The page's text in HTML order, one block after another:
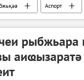
Аспорт
рыбжьара